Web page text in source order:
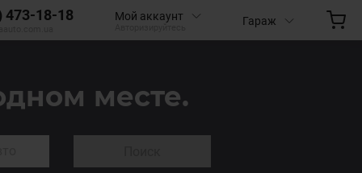
473-18-18 Мой аккаунт Гараж
месте.